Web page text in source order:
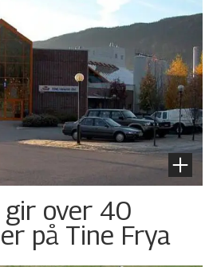
over 40
på Tine Frya